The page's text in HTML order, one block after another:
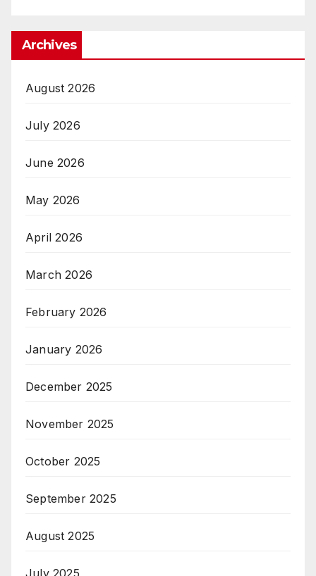
Archives
August 2026
July 2026
June 2026
May 2026
April 2026
March 2026
February 2026
January 2026
December 2025
November 2025
October 2025
September 2025
August 2025
July 2025